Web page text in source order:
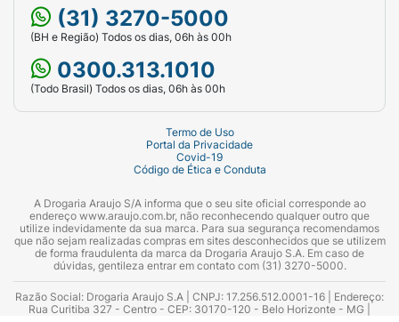
(31) 3270-5000
(BH e Região) Todos os dias, 06h às 00h
0300.313.1010
(Todo Brasil) Todos os dias, 06h às 00h
Termo de Uso
Portal da Privacidade
Covid-19
Código de Ética e Conduta
A Drogaria Araujo S/A informa que o seu site oficial corresponde ao
endereço www.araujo.com.br, não reconhecendo qualquer outro que
utilize indevidamente da sua marca. Para sua segurança recomendamos
que não sejam realizadas compras em sites desconhecidos que se utilizem
de forma fraudulenta da marca da Drogaria Araujo S.A. Em caso de
dúvidas, gentileza entrar em contato com (31) 3270-5000.
Razão Social: Drogaria Araujo S.A | CNPJ: 17.256.512.0001-16 | Endereço:
Rua Curitiba 327 - Centro - CEP: 30170-120 - Belo Horizonte - MG |